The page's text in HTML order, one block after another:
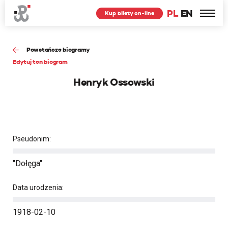
PL EN
Kup bilety on-line
Powstańcze biogramy
Edytuj ten biogram
Henryk Ossowski
Pseudonim:
"Dołęga"
Data urodzenia:
1918-02-10